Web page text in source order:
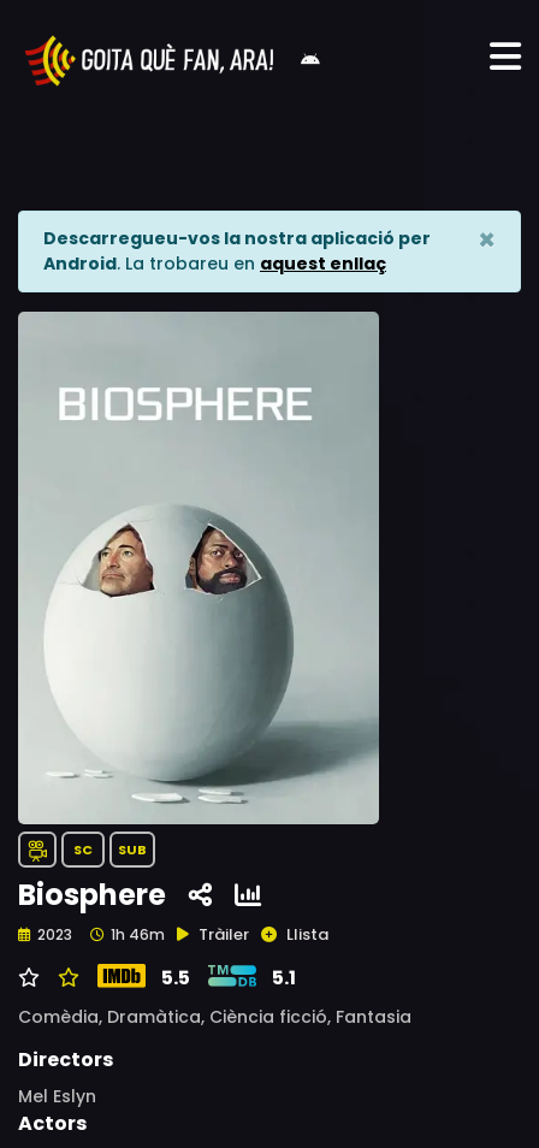
Descarregueu-vos la nostra aplicació per
Android. La trobareu en aquest enllaç
×
SC SUB
Biosphere
2023 1h 46m Tràiler Llista
5.5 5.1
Comèdia, Dramàtica, Ciència ficció, Fantasia
Directors
Mel Eslyn
Actors